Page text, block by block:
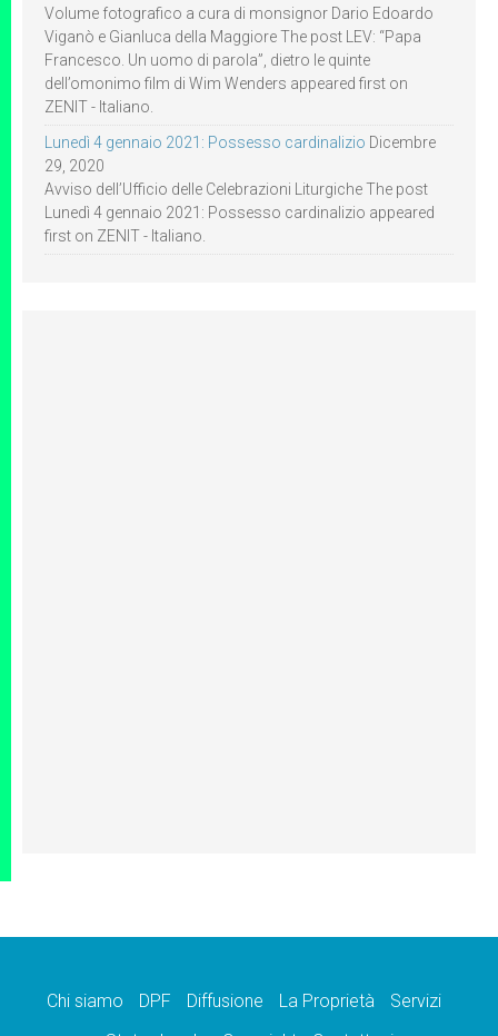
Volume fotografico a cura di monsignor Dario Edoardo
Viganò e Gianluca della Maggiore The post LEV: “Papa
Francesco. Un uomo di parola”, dietro le quinte
dell’omonimo film di Wim Wenders appeared first on
ZENIT - Italiano.
Lunedì 4 gennaio 2021: Possesso cardinalizio Dicembre
29, 2020
Avviso dell’Ufficio delle Celebrazioni Liturgiche The post
Lunedì 4 gennaio 2021: Possesso cardinalizio appeared
first on ZENIT - Italiano.
Chi siamo DPF Diffusione La Proprietà
Servizi